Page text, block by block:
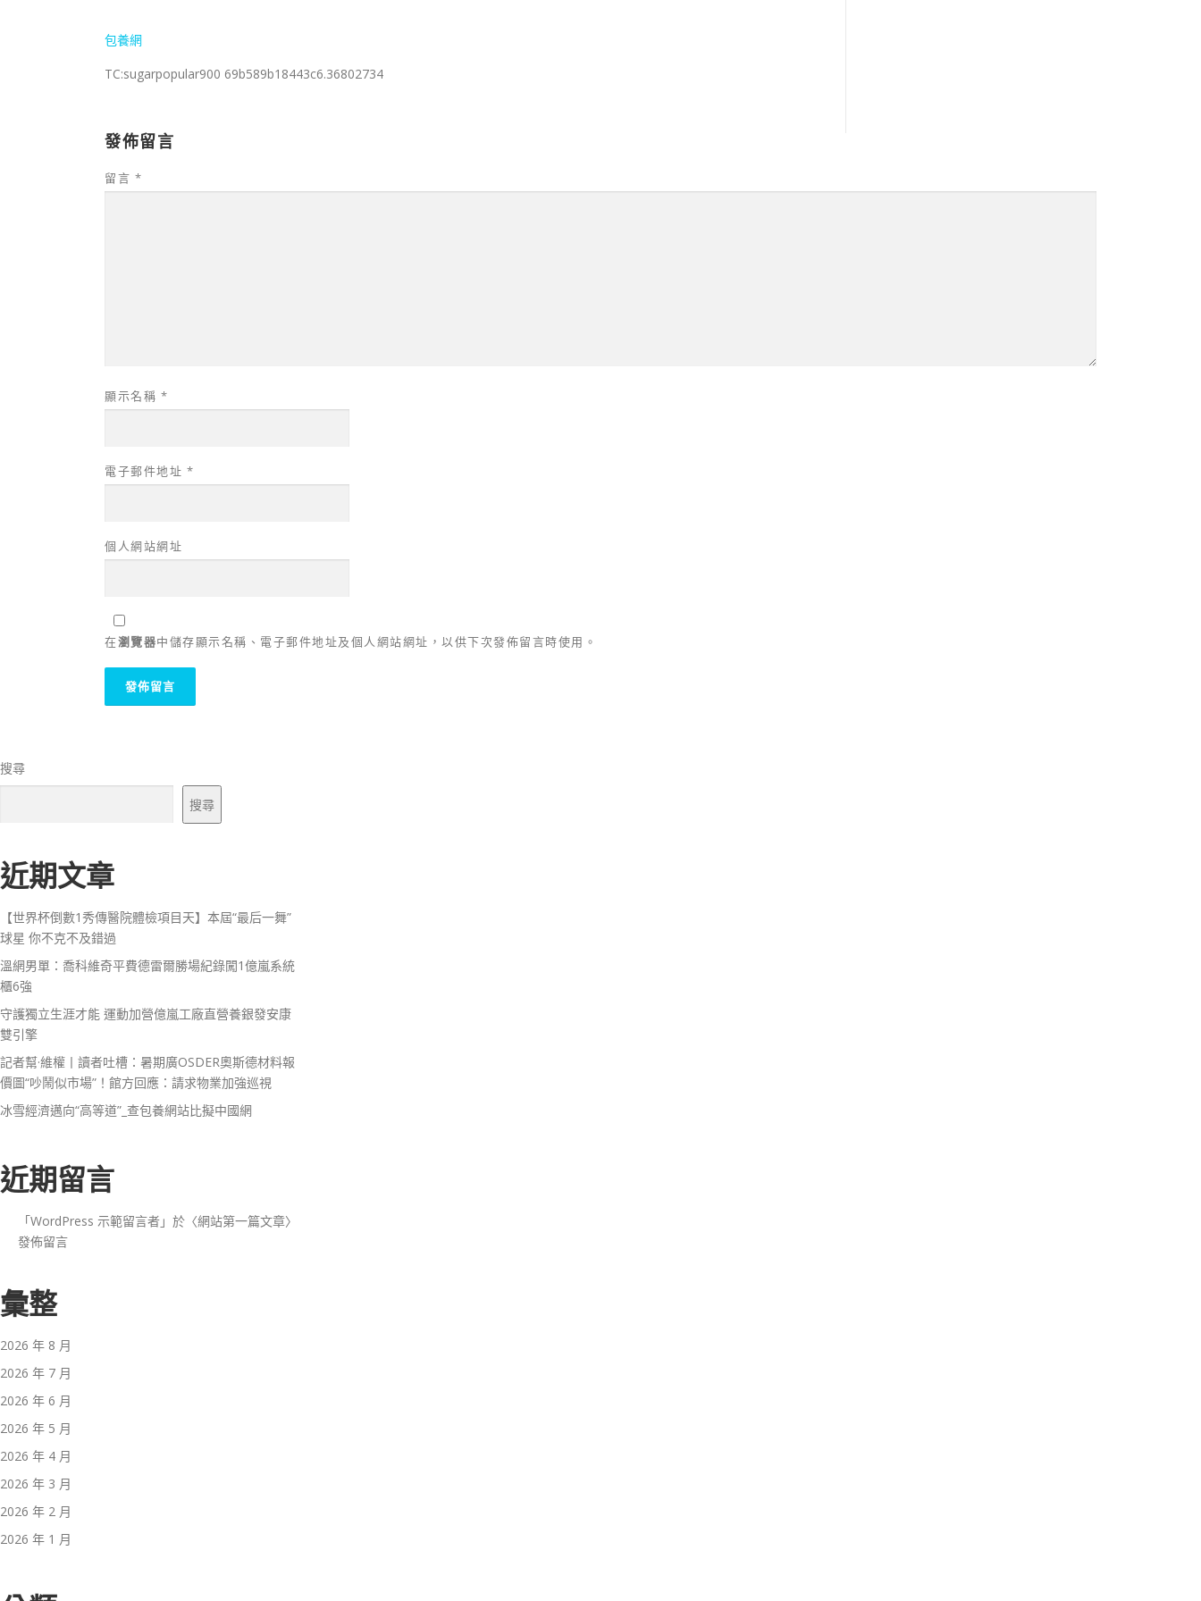
包養網
TC:sugarpopular900 69b589b18443c6.36802734
發佈留言
留言 *
顯示名稱 *
電子郵件地址 *
個人網站網址
在瀏覽器中儲存顯示名稱、電子郵件地址及個人網站網址，以供下次發佈留言時使用。
搜尋
搜尋
近期文章
【世界杯倒數1秀傳醫院體檢項目天】本屆“最后一舞”
球星 你不克不及錯過
溫網男單：喬科維奇平費德雷爾勝場紀錄闖1億嵐系統
櫃6強
守護獨立生涯才能 運動加營億嵐工廠直營養銀發安康
雙引擎
記者幫·維權丨讀者吐槽：暑期廣OSDER奧斯德材料報
價圖“吵鬧似市場”！館方回應：請求物業加強巡視
冰雪經濟邁向“高等道”_查包養網站比擬中國網
近期留言
「WordPress 示範留言者 」於〈網站第一篇文章〉
發佈留言
彙整
2026 年 8 月
2026 年 7 月
2026 年 6 月
2026 年 5 月
2026 年 4 月
2026 年 3 月
2026 年 2 月
2026 年 1 月